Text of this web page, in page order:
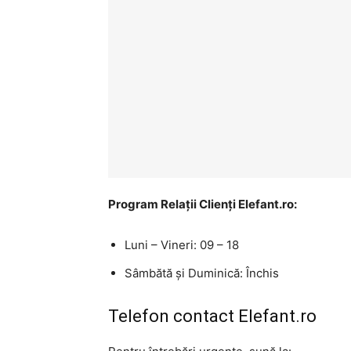
Program Relații Clienți Elefant.ro:
Luni – Vineri: 09 – 18
Sâmbătă și Duminică: Închis
Telefon contact Elefant.ro